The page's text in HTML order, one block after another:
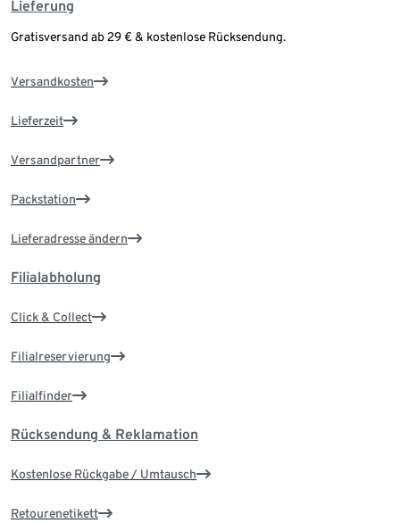
Lieferung
Gratisversand ab 29 € & kostenlose Rücksendung.
Versandkosten
Lieferzeit
Versandpartner
Packstation
Lieferadresse ändern
Filialabholung
Click & Collect
Filialreservierung
Filialfinder
Rücksendung & Reklamation
Kostenlose Rückgabe / Umtausch
Retourenetikett